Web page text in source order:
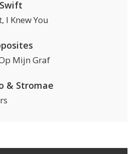
I Knew You
Mijn Graf
& Stromae